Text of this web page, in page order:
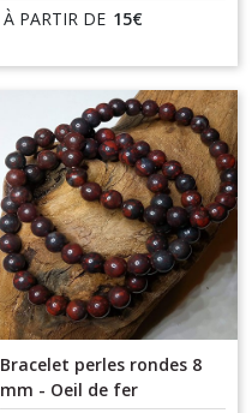
À PARTIR DE 15€
Bracelet perles rondes 8
mm - Oeil de fer